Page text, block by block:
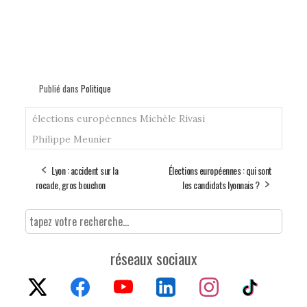
Publié dans Politique
élections européennes Michèle Rivasi
Philippe Meunier
Lyon : accident sur la
rocade, gros bouchon
Élections européennes : qui sont
les candidats lyonnais ?
réseaux sociaux